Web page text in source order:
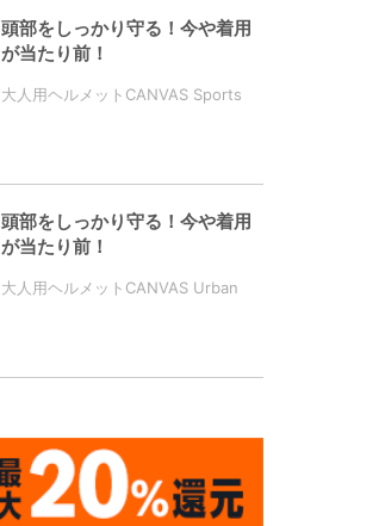
頭部をしっかり守る！今や着用
が当たり前！
大人用ヘルメットCANVAS Sports
頭部をしっかり守る！今や着用
が当たり前！
大人用ヘルメットCANVAS Urban